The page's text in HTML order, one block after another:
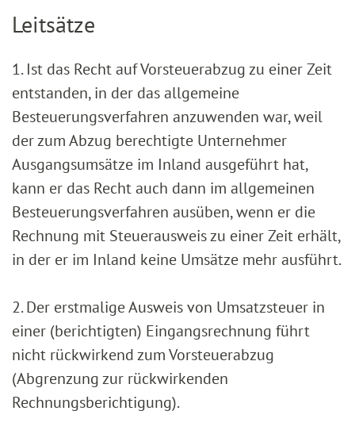
Leitsätze
1. Ist das Recht auf Vorsteuerabzug zu einer Zeit
entstanden, in der das allgemeine
Besteuerungsverfahren anzuwenden war, weil
der zum Abzug berechtigte Unternehmer
Ausgangsumsätze im Inland ausgeführt hat,
kann er das Recht auch dann im allgemeinen
Besteuerungsverfahren ausüben, wenn er die
Rechnung mit Steuerausweis zu einer Zeit erhält,
in der er im Inland keine Umsätze mehr ausführt.
2. Der erstmalige Ausweis von Umsatzsteuer in
einer (berichtigten) Eingangsrechnung führt
nicht rückwirkend zum Vorsteuerabzug
(Abgrenzung zur rückwirkenden
Rechnungsberichtigung).